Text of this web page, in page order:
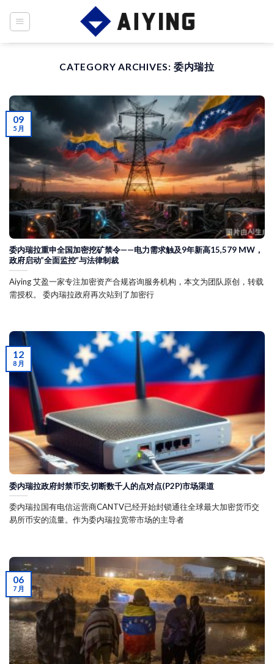
CATEGORY ARCHIVES: 委内瑞拉
委内瑞拉重申全国加密挖矿禁令——电力需求触及9年新高15,579 MW，
政府启动”全面监控”与法律制裁
Aiying 艾盈一家专注加密资产合规咨询服务机构，本文为团队原创，转载
需授权。 委内瑞拉政府再次站到了加密行
09
5 月
委内瑞拉政府封禁币安,切断数千人的点对点(P2P)市场渠道
委内瑞拉国有电信运营商CANTV已经开始封锁通往全球最大加密货币交
易所币安的流量。作为委内瑞拉宽带市场的主导者
12
8 月
06
7 月